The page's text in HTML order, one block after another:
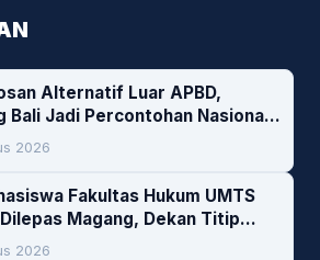
Alternatif Luar APBD,
Bali Jadi Percontohan Nasional
Daerah
2026
Fakultas Hukum UMTS
Magang, Dekan Titip
Penting
2026